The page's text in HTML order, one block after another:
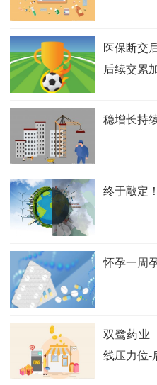
医保断交
后续交累
稳增长持
终于敲定
怀孕一周
双鹭药业
线压力位-